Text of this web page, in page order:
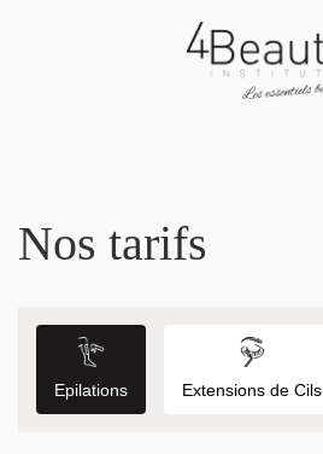
Nos tarifs
Epilations Extensions de Cils